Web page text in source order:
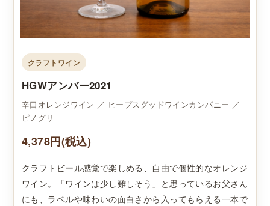
クラフトワイン
HGWアンバー2021
辛口オレンジワイン ／ ヒープスグッドワインカンパニー ／
ピノグリ
4,378円(税込)
クラフトビール感覚で楽しめる、自由で個性的なオレンジ
ワイン。「ワインは少し難しそう」と思っているお父さん
にも、ラベルや味わいの面白さから入ってもらえる一本で